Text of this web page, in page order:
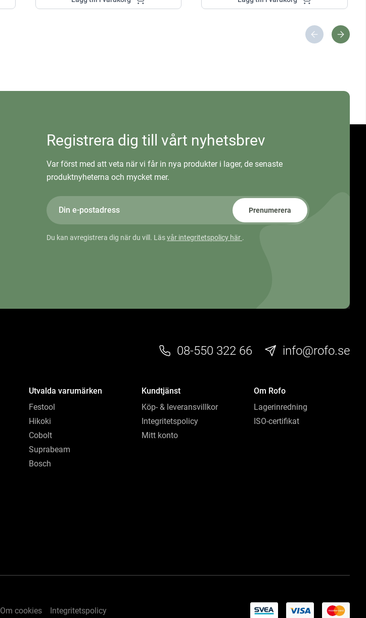
Registrera dig till vårt nyhetsbrev
Var först med att veta när vi får in nya produkter i lager, de senaste
produktnyheterna och mycket mer.
Prenumerera
Du kan avregistrera dig när du vill. Läsvår integritetspolicy här .
08-550 322 66 info@rofo.se
Utvalda varumärken
Festool
Hikoki
Cobolt
Suprabeam
Bosch
Kundtjänst
Köp- & leveransvillkor
Integritetspolicy
Mitt konto
Om Rofo
Lagerinredning
ISO-certifikat
Om cookies Integritetspolicy